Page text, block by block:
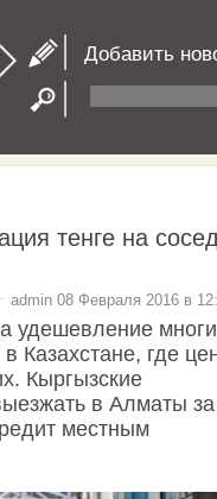
Добавить
тенге на
admin 08 Февраля 2016 в
удешевление
Казахстане, где
Кыргызские
в Алматы за
местным